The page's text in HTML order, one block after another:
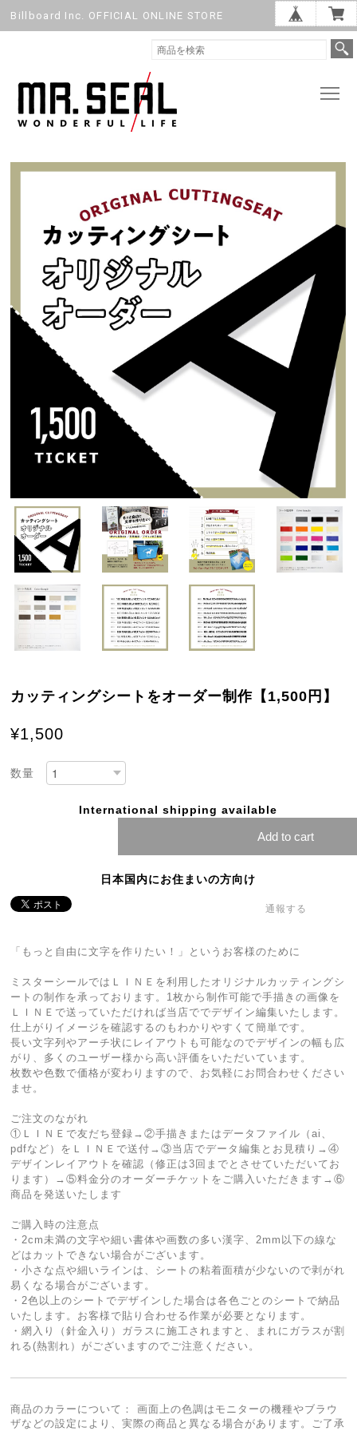
Billboard Inc. OFFICIAL ONLINE STORE
カッティングシートをオーダー制作【1,500円】
¥1,500
数量
International shipping available
Add to cart
日本国内にお住まいの方向け
通報する
「もっと自由に文字を作りたい！」というお客様のために
ミスターシールではＬＩＮＥを利用したオリジナルカッティングシ
ートの制作を承っております。1枚から制作可能で手描きの画像を
ＬＩＮＥで送っていただければ当店ででデザイン編集いたします。
仕上がりイメージを確認するのもわかりやすくて簡単です。
長い文字列やアーチ状にレイアウトも可能なのでデザインの幅も広
がり、多くのユーザー様から高い評価をいただいています。
枚数や色数で価格が変わりますので、お気軽にお問合わせください
ませ。
ご注文のながれ
①ＬＩＮＥで友だち登録→②手描きまたはデータファイル（ai、
pdfなど）をＬＩＮＥで送付→③当店でデータ編集とお見積り→④
デザインレイアウトを確認（修正は3回までとさせていただいてお
ります）→⑤料金分のオーダーチケットをご購入いただきます→⑥
商品を発送いたします
ご購入時の注意点
・2cm未満の文字や細い書体や画数の多い漢字、2mm以下の線な
どはカットできない場合がございます。
・小さな点や細いラインは、シートの粘着面積が少ないので剥がれ
易くなる場合がございます。
・2色以上のシートでデザインした場合は各色ごとのシートで納品
いたします。お客様で貼り合わせる作業が必要となります。
・網入り（針金入り）ガラスに施工されますと、まれにガラスが割
れる(熱割れ）がございますのでご注意ください。
商品のカラーについて： 画面上の色調はモニターの機種やブラウ
ザなどの設定により、実際の商品と異なる場合があります。ご了承